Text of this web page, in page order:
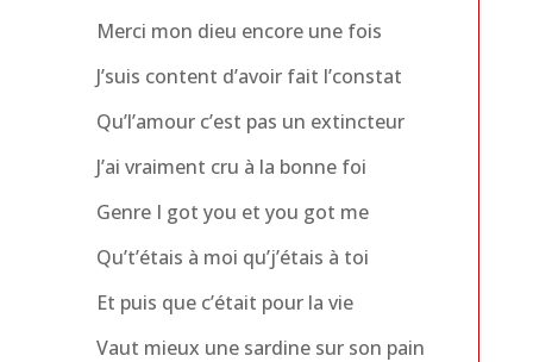
Merci mon dieu encore une fois
J’suis content d’avoir fait l’constat
Qu’l’amour c’est pas un extincteur
J’ai vraiment cru à la bonne foi
Genre I got you et you got me
Qu’t’étais à moi qu’j’étais à toi
Et puis que c’était pour la vie
Vaut mieux une sardine sur son pain